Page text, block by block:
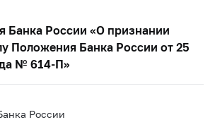
Банка России «О признании
Положения Банка России от 25
№ 614-П»
России